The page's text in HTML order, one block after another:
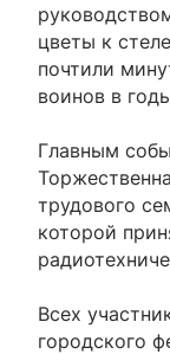
цветы к
почтили
воинов в
Главным
трудового
которой
Всех
городского